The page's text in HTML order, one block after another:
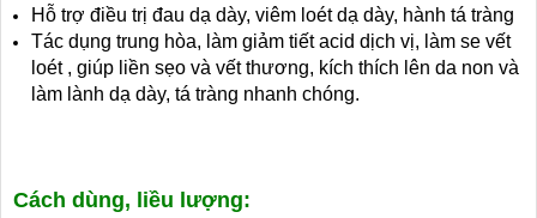
Hỗ trợ điều trị đau dạ dày, viêm loét dạ dày, hành tá tràng
Tác dụng trung hòa, làm giảm tiết acid dịch vị, làm se vết
loét , giúp liền sẹo và vết thương, kích thích lên da non và
làm lành dạ dày, tá tràng nhanh chóng.
Cách dùng, liều lượng: